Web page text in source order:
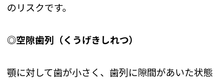
のリスクです。
◎空隙歯列（くうげきしれつ）
顎に対して歯が小さく、歯列に隙間があいた状態